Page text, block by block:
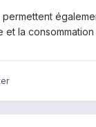
permettent
et la